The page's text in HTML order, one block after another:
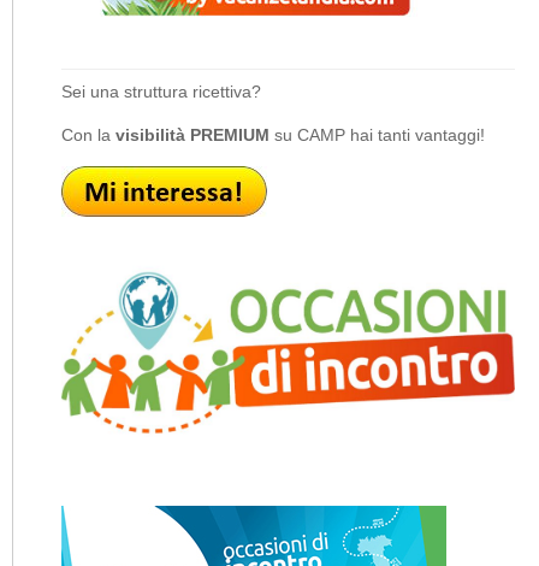
Sei una struttura ricettiva?
Con la visibilità PREMIUM su CAMP hai tanti vantaggi!